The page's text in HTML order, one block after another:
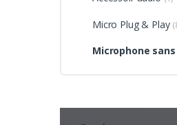
Micro Plug & Play
Microphone